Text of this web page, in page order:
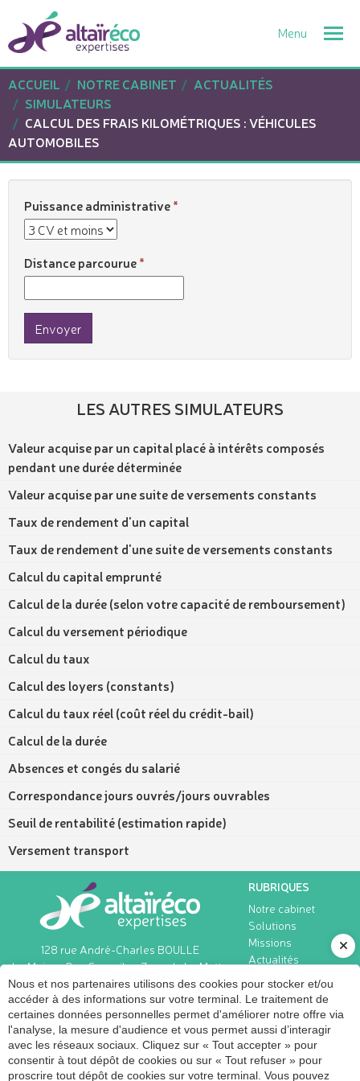
ACCUEIL
NOTRE CABINET
ACTUALITÉS
SIMULATEURS
CALCUL DES FRAIS KILOMÉTRIQUES : VÉHICULES
AUTOMOBILES
Puissance administrative
Distance parcourue
Envoyer
LES AUTRES SIMULATEURS
Valeur acquise par un capital placé à intérêts composés
pendant une durée déterminée
Valeur acquise par une suite de versements constants
Taux de rendement d'un capital
Taux de rendement d'une suite de versements constants
Calcul du capital emprunté
Calcul de la durée (selon votre capacité de remboursement)
Calcul du versement périodique
Calcul du taux
Calcul des loyers (constants)
Calcul du taux réel (coût réel du crédit-bail)
Calcul de la durée
Absences et congés du salarié
Correspondance jours ouvrés/jours ouvrables
Seuil de rentabilité (estimation rapide)
Versement transport
128 rue André-Charles BOULLE
La Maison Des Conseils - Zone de La Motte
Pétrée
45770Saran
Contact
09 72 11 53 65
RUBRIQUES
Notre cabinet
Solutions
Missions
Actualités
Simulateurs
Contact
INSCRIPTION À NOTRE LETTRE D'INFORMATION
Nous et nos partenaires utilisons des cookies pour stocker et/ou
accéder à des informations sur votre terminal. Le traitement de
certaines données personnelles permet d'améliorer notre offre via
l'analyse, la mesure d'audience et vous permet aussi d’interagir
avec les réseaux sociaux. Cliquez sur « Tout accepter » pour
consentir à tout dépôt de cookies ou sur « Tout refuser » pour
proscrire tout dépôt de cookies sur votre terminal. Vous pouvez